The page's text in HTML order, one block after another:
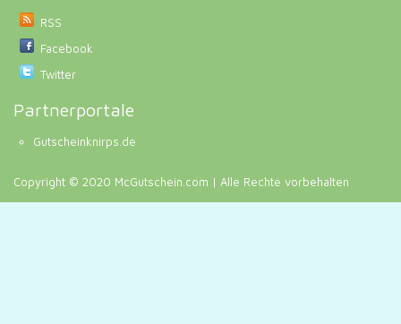
RSS
Facebook
Twitter
Partnerportale
Gutscheinknirps.de
Copyright © 2020 McGutschein.com | Alle Rechte vorbehalten